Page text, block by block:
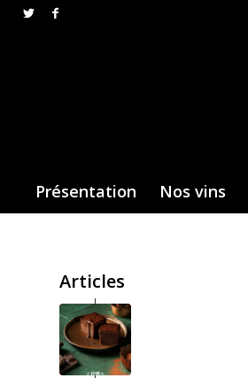
Présentation Nos vins
Articles